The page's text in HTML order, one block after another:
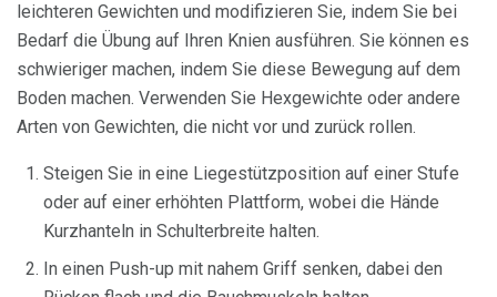
leichteren Gewichten und modifizieren Sie, indem Sie bei
Bedarf die Übung auf Ihren Knien ausführen. Sie können es
schwieriger machen, indem Sie diese Bewegung auf dem
Boden machen. Verwenden Sie Hexgewichte oder andere
Arten von Gewichten, die nicht vor und zurück rollen.
Steigen Sie in eine Liegestützposition auf einer Stufe
oder auf einer erhöhten Plattform, wobei die Hände
Kurzhanteln in Schulterbreite halten.
In einen Push-up mit nahem Griff senken, dabei den